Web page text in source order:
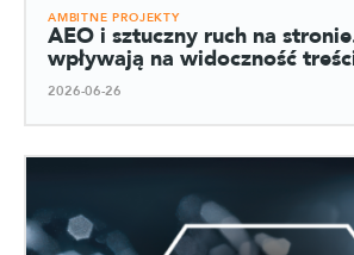
AMBITNE PROJEKTY
AEO i sztuczny ruch na
wpływają na widoczność
2026-06-26